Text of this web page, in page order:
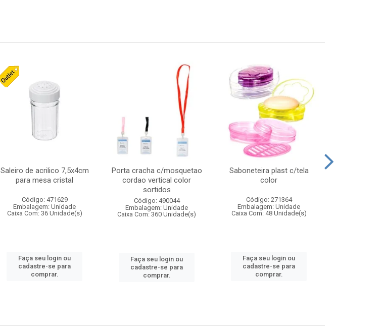
Saleiro de acrilico 7,5x4cm
para mesa cristal
Código: 471629
Embalagem: Unidade
Caixa Com: 36 Unidade(s)
Faça seu login ou
cadastre-se para
comprar.
Porta cracha c/mosquetao
cordao vertical color
sortidos
Código: 490044
Embalagem: Unidade
Caixa Com: 360 Unidade(s)
Faça seu login ou
cadastre-se para
comprar.
Saboneteira plast c/tela
color
Código: 271364
Embalagem: Unidade
Caixa Com: 48 Unidade(s)
Faça seu login ou
cadastre-se para
comprar.